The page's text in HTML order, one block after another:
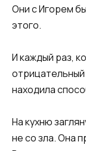
Они с Игорем
этого.
И каждый раз,
находила
На кухню
не со зла. Она